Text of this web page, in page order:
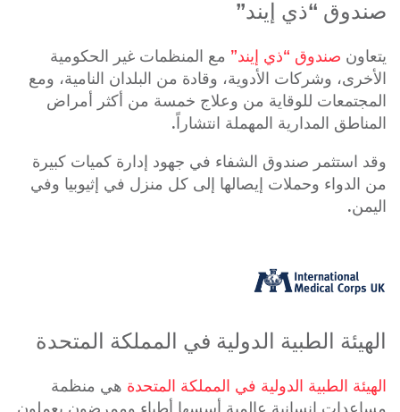
صندوق “ذي إيند”
يتعاون صندوق “ذي إيند” مع المنظمات غير الحكومية
الأخرى، وشركات الأدوية، وقادة من البلدان النامية، ومع
المجتمعات للوقاية من وعلاج خمسة من أكثر أمراض
المناطق المدارية المهملة انتشاراً.
وقد استثمر صندوق الشفاء في جهود إدارة كميات كبيرة
من الدواء وحملات إيصالها إلى كل منزل في إثيوبيا وفي
اليمن.
الهيئة الطبية الدولية في المملكة المتحدة
الهيئة الطبية الدولية في المملكة المتحدة هي منظمة
مساعدات إنسانية عالمية أسسها أطباء وممرضون يعملون